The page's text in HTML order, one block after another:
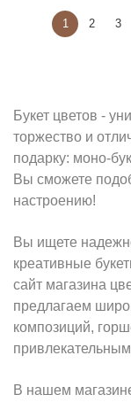
1 2 3
Букет цветов -
торжество и
подарку: моно-
Вы сможете
настроению!
Вы ищете
креативные
сайт магазина
предлагаем
композиций,
В нашем